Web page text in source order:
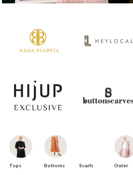
Tops Bottoms Scarfs Outer